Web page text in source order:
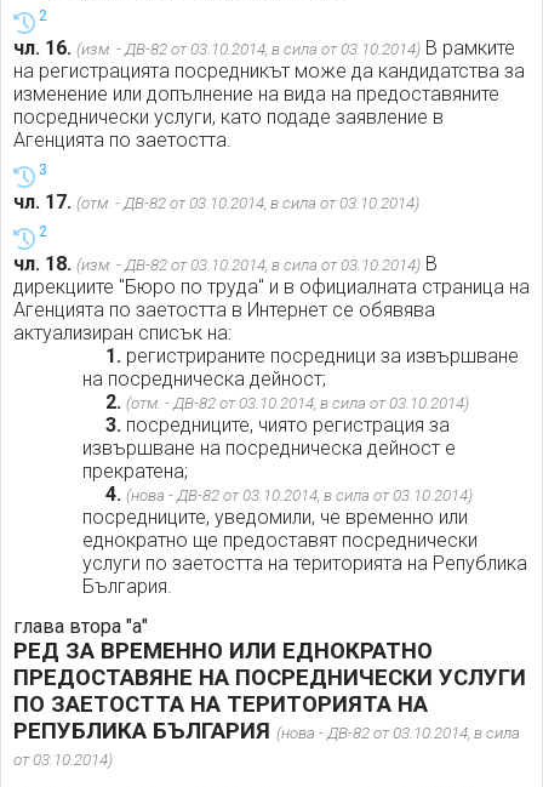
2
чл. 16. (изм. - ДВ-82 от 03.10.2014, в сила от 03.10.2014) В рамките
на регистрацията посредникът може да кандидатства за
изменение или допълнение на вида на предоставяните
посреднически услуги, като подаде заявление в
Агенцията по заетостта.
3
чл. 17. (отм. - ДВ-82 от 03.10.2014, в сила от 03.10.2014)
2
чл. 18. (изм. - ДВ-82 от 03.10.2014, в сила от 03.10.2014) В
дирекциите "Бюро по труда" и в официалната страница на
Агенцията по заетостта в Интернет се обявява
актуализиран списък на:
1.регистрираните посредници за извършване
на посредническа дейност;
2. (отм. - ДВ-82 от 03.10.2014, в сила от 03.10.2014)
3.посредниците, чиято регистрация за
извършване на посредническа дейност е
прекратена;
4. (нова - ДВ-82 от 03.10.2014, в сила от 03.10.2014)
посредниците, уведомили, че временно или
еднократно ще предоставят посреднически
услуги по заетостта на територията на Република
България.
глава втора "а"
РЕД ЗА ВРЕМЕННО ИЛИ ЕДНОКРАТНО
ПРЕДОСТАВЯНЕ НА ПОСРЕДНИЧЕСКИ УСЛУГИ
ПО ЗАЕТОСТТА НА ТЕРИТОРИЯТА НА
РЕПУБЛИКА БЪЛГАРИЯ (нова - ДВ-82 от 03.10.2014, в сила
от 03.10.2014)